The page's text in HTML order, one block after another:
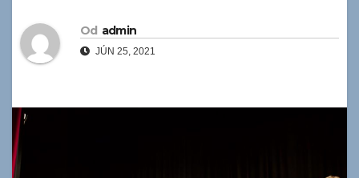
Od admin
JÚN 25, 2021